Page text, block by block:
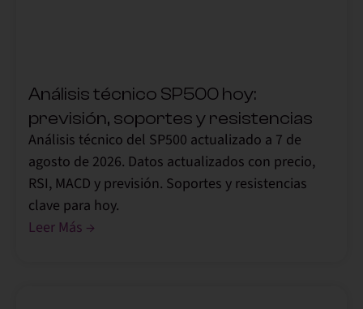
Análisis técnico SP500 hoy:
previsión, soportes y resistencias
Análisis técnico del SP500 actualizado a 7 de
agosto de 2026. Datos actualizados con precio,
RSI, MACD y previsión. Soportes y resistencias
clave para hoy.
Leer Más →